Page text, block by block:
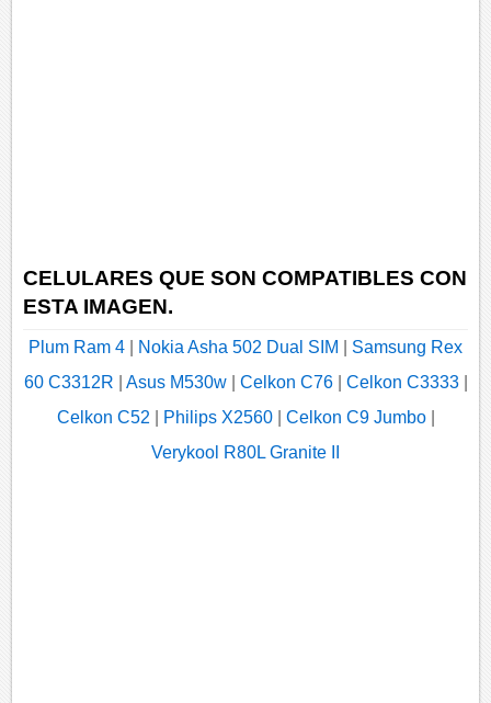
CELULARES QUE SON COMPATIBLES CON
ESTA IMAGEN.
Plum Ram 4 Nokia Asha 502 Dual SIM
Samsung Rex
60 C3312R
Asus M530w| Celkon C76| Celkon C3333|
Celkon C52
Philips X2560| Celkon C9 Jumbo|
Verykool R80L Granite II